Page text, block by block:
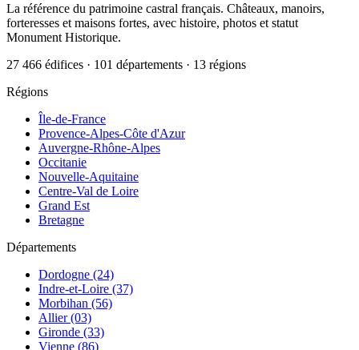
La référence du patrimoine castral français. Châteaux, manoirs,
forteresses et maisons fortes, avec histoire, photos et statut
Monument Historique.
27 466 édifices · 101 départements · 13 régions
Régions
Île-de-France
Provence-Alpes-Côte d'Azur
Auvergne-Rhône-Alpes
Occitanie
Nouvelle-Aquitaine
Centre-Val de Loire
Grand Est
Bretagne
Départements
Dordogne (24)
Indre-et-Loire (37)
Morbihan (56)
Allier (03)
Gironde (33)
Vienne (86)